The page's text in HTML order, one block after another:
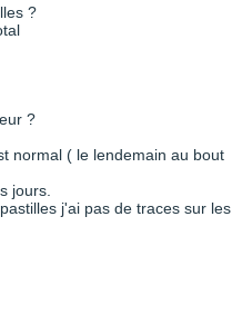
?
?
normal ( le lendemain au bout
jours.
j'ai pas de traces sur les